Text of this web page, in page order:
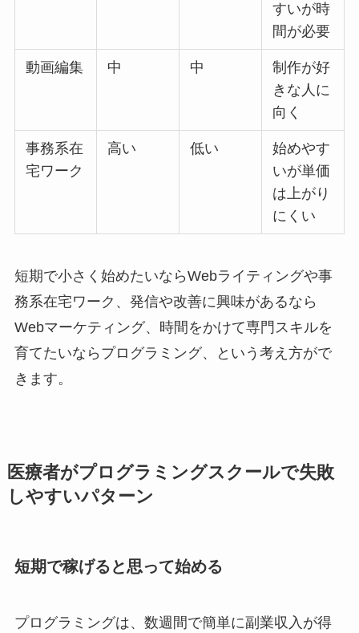
すいが時
間が必要
動画編集 中 中
制作が好
きな人に
向く
事務系在
宅ワーク
高い 低い
始めやす
いが単価
は上がり
にくい
短期で小さく始めたいならWebライティングや事
務系在宅ワーク、発信や改善に興味があるなら
Webマーケティング、時間をかけて専門スキルを
育てたいならプログラミング、という考え方がで
きます。
医療者がプログラミングスクールで失敗
しやすいパターン
短期で稼げると思って始める
プログラミングは、数週間で簡単に副業収入が得